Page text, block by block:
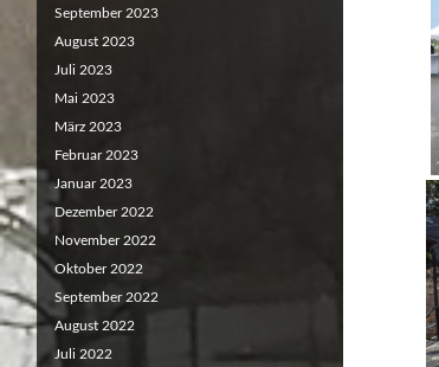
September 2023
August 2023
Juli 2023
Mai 2023
März 2023
Februar 2023
Januar 2023
Dezember 2022
November 2022
Oktober 2022
September 2022
August 2022
Juli 2022